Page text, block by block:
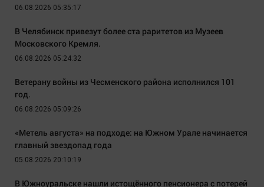
06.08.2026 05:35:17
В Челябинск привезут более ста раритетов из Музеев
Московского Кремля.
06.08.2026 05:24:32
Ветерану войны из Чесменского района исполнился 101
год.
06.08.2026 05:09:26
«Метель августа» на подходе: на Южном Урале начинается
главный звездопад года
05.08.2026 20:10:19
В Южноуральске нашли истощённого пенсионера с потерей